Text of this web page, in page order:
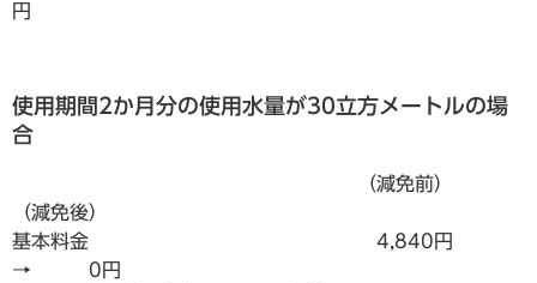
円
使用期間2か月分の使用水量が30立方メートルの場
合
（減免前）
（減免後）
基本料金 4,840円
→ 0円